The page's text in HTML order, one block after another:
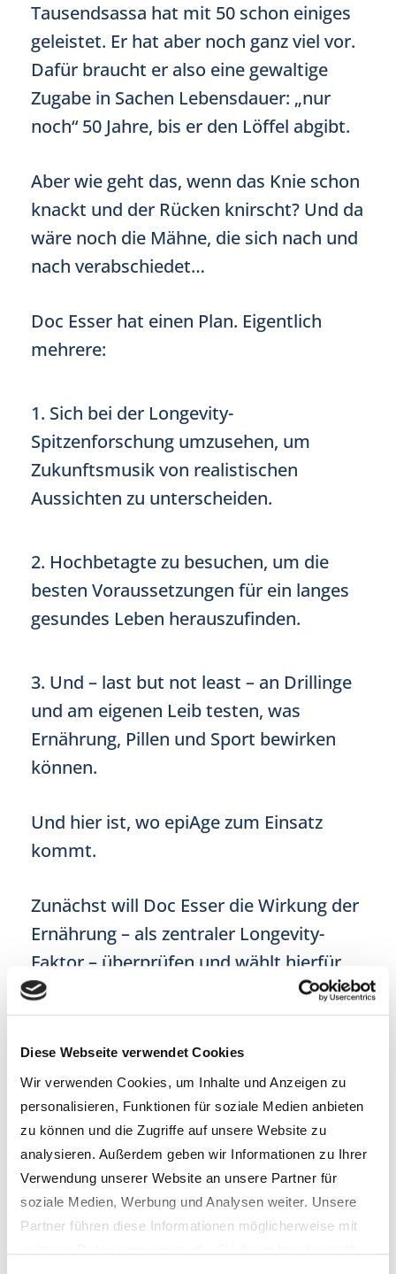
Diese Webseite verwendet Cookies
Wir verwenden Cookies, um Inhalte und Anzeigen zu
personalisieren, Funktionen für soziale Medien anbieten
zu können und die Zugriffe auf unsere Website zu
analysieren. Außerdem geben wir Informationen zu Ihrer
Verwendung unserer Website an unsere Partner für
soziale Medien, Werbung und Analysen weiter. Unsere
Partner führen diese Informationen möglicherweise mit
Tausendsassa hat mit 50 schon einiges
geleistet. Er hat aber noch ganz viel vor.
Dafür braucht er also eine gewaltige
Zugabe in Sachen Lebensdauer: „nur
noch“ 50 Jahre, bis er den Löffel abgibt.
Aber wie geht das, wenn das Knie schon
knackt und der Rücken knirscht? Und da
wäre noch die Mähne, die sich nach und
nach verabschiedet…
Doc Esser hat einen Plan. Eigentlich
mehrere:
1. Sich bei der Longevity-
Spitzenforschung umzusehen, um
Zukunftsmusik von realistischen
Aussichten zu unterscheiden.
2. Hochbetagte zu besuchen, um die
besten Voraussetzungen für ein langes
gesundes Leben herauszufinden.
3. Und – last but not least – an Drillinge
und am eigenen Leib testen, was
Ernährung, Pillen und Sport bewirken
können.
Und hier ist, wo epiAge zum Einsatz
kommt.
Zunächst will Doc Esser die Wirkung der
Ernährung – als zentraler Longevity-
Faktor – überprüfen und wählt hierfür
drei prädestinierte Probandinnen: jung
wirkende Drillinge, die mit ihren
chronologischen 38 Jahren immer noch
unter demselben Dach wohnen.
Blind bescheinigt epiAge das Trio ein
biologisches Alter von zwischen 31,11
und 32,11. Ziemlich beeindruckend,
nicht wahr?